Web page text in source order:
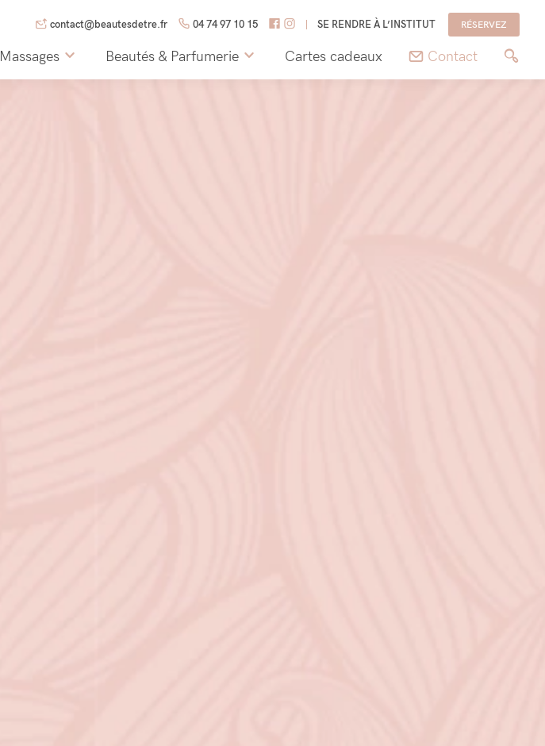
contact@beautesdetre.fr 04 74 97 10 15 SE RENDRE À L’INSTITUT RÉSERVEZ
Massages Beautés & Parfumerie Cartes cadeaux Contact